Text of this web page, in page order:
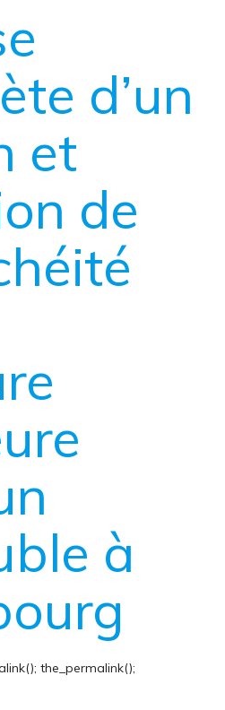
d’un
et
de
à
the_permalink();